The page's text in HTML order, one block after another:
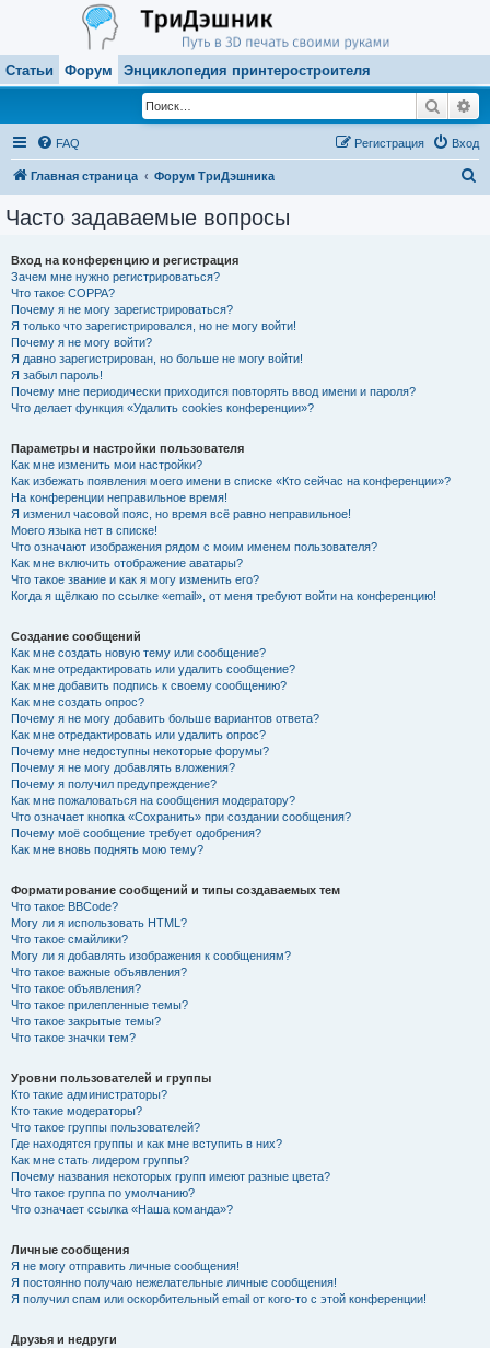
Статьи Форум Энциклопедия принтеростроителя
Поиск
FAQ Вход
Регистрация
Главная страница Форум ТриДэшника
Часто задаваемые вопросы
Вход на конференцию и регистрация
Зачем мне нужно регистрироваться?
Что такое COPPA?
Почему я не могу зарегистрироваться?
Я только что зарегистрировался, но не могу войти!
Почему я не могу войти?
Я давно зарегистрирован, но больше не могу войти!
Я забыл пароль!
Почему мне периодически приходится повторять ввод имени и пароля?
Что делает функция «Удалить cookies конференции»?
Параметры и настройки пользователя
Как мне изменить мои настройки?
Как избежать появления моего имени в списке «Кто сейчас на конференции»?
На конференции неправильное время!
Я изменил часовой пояс, но время всё равно неправильное!
Моего языка нет в списке!
Что означают изображения рядом с моим именем пользователя?
Как мне включить отображение аватары?
Что такое звание и как я могу изменить его?
Когда я щёлкаю по ссылке «email», от меня требуют войти на конференцию!
Создание сообщений
Как мне создать новую тему или сообщение?
Как мне отредактировать или удалить сообщение?
Как мне добавить подпись к своему сообщению?
Как мне создать опрос?
Почему я не могу добавить больше вариантов ответа?
Как мне отредактировать или удалить опрос?
Почему мне недоступны некоторые форумы?
Почему я не могу добавлять вложения?
Почему я получил предупреждение?
Как мне пожаловаться на сообщения модератору?
Что означает кнопка «Сохранить» при создании сообщения?
Почему моё сообщение требует одобрения?
Как мне вновь поднять мою тему?
Форматирование сообщений и типы создаваемых тем
Что такое BBCode?
Могу ли я использовать HTML?
Что такое смайлики?
Могу ли я добавлять изображения к сообщениям?
Что такое важные объявления?
Что такое объявления?
Что такое прилепленные темы?
Что такое закрытые темы?
Что такое значки тем?
Уровни пользователей и группы
Кто такие администраторы?
Кто такие модераторы?
Что такое группы пользователей?
Где находятся группы и как мне вступить в них?
Как мне стать лидером группы?
Почему названия некоторых групп имеют разные цвета?
Что такое группа по умолчанию?
Что означает ссылка «Наша команда»?
Личные сообщения
Я не могу отправить личные сообщения!
Я постоянно получаю нежелательные личные сообщения!
Я получил спам или оскорбительный email от кого-то с этой конференции!
Друзья и недруги